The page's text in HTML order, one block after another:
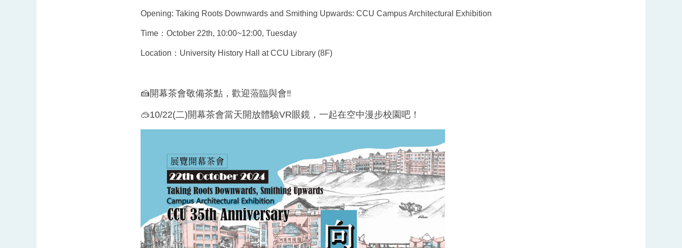
Opening: Taking Roots Downwards and Smithing Upwards: CCU Campus Architectural Exhibition
Time：October 22th, 10:00~12:00, Tuesday
Location：University History Hall at CCU Library (8F)
🍰開幕茶會敬備茶點，歡迎蒞臨與會‼️
🥽10/22(二)開幕茶會當天開放體驗VR眼鏡，一起在空中漫步校園吧！